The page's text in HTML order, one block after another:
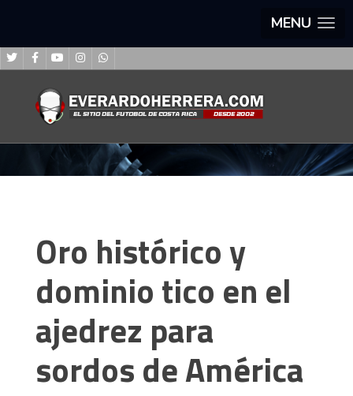
MENU
Oro histórico y
dominio tico en el
ajedrez para
sordos de América